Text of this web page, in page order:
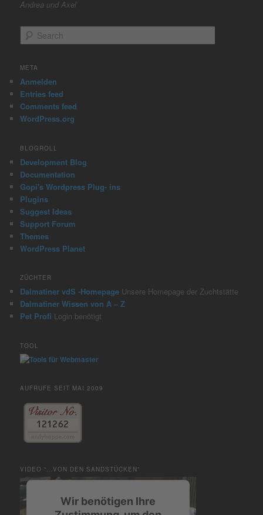
Andrea und Axel
e
r
h
META
Anmelden
Entries feed
Comments feed
WordPress.org
BLOGROLL
Development Blog
Documentation
Gopi's Wordpress Plug- ins
Plugins
Suggest Ideas
Support Forum
Themes
WordPress Planet
ZÜCHTER
Dalmatiner vdS -Homepage Unsere Homepage der Zuchtstätte
Dalmatiner Wissen von A – Z
Pet Profi Login benötigt
TOOL
AUFRUFE SEIT MAI 2009
VIDEO “…VON DEN SANDSTÜCKEN”
Wir benötigen Ihre